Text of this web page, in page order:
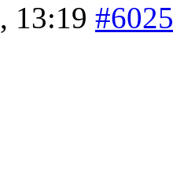
13:19 #6025